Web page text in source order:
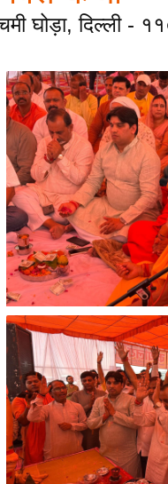
घोड़ा, दिल्ली -